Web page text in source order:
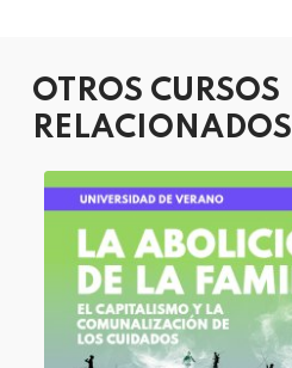
OTROS CURSOS
RELACIONADOS